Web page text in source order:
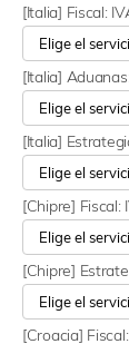
[Italia] Fiscal:
[Italia]
[Italia]
[Chipre] Fiscal:
[Chipre]
[Croacia]